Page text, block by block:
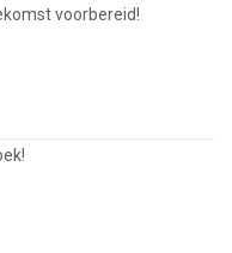
voorbereid!